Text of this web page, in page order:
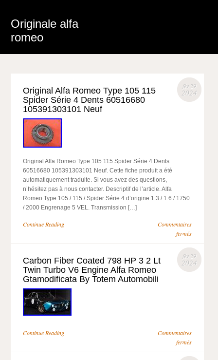
Originale alfa
romeo
fév 29
2024
Original Alfa Romeo Type 105 115
Spider Série 4 Dents 60516680
105391303101 Neuf
Original Alfa Romeo Type 105 115 Spider Série 4 Dents
60516680 105391303101 Neuf. Cette fiche produit a été
automatiquement traduite. Si vous avez des questions,
n’hésitez pas à nous contacter. Descriptif de l’article. Alfa
Romeo Type 105 / 115 / Spider Série 4 d’origine 1.3 / 1.6 / 1750
/ 2000 Engrenage 5 VEL. Transmission […]
Continue Reading
Commentaires
fermés
fév 29
2024
Carbon Fiber Coated 798 HP 3 2 Lt
Twin Turbo V6 Engine Alfa Romeo
Gtamodificata By Totem Automobili
Continue Reading
Commentaires
fermés